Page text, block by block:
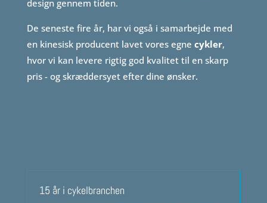
design gennem tiden.
De seneste fire år, har vi også i samarbejde med
en kinesisk producent lavet vores egne cykler,
hvor vi kan levere rigtig god kvalitet til en skarp
pris - og skræddersyet efter dine ønsker.
15 år i cykelbranchen